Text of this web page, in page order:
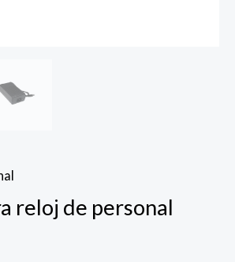
reloj de personal